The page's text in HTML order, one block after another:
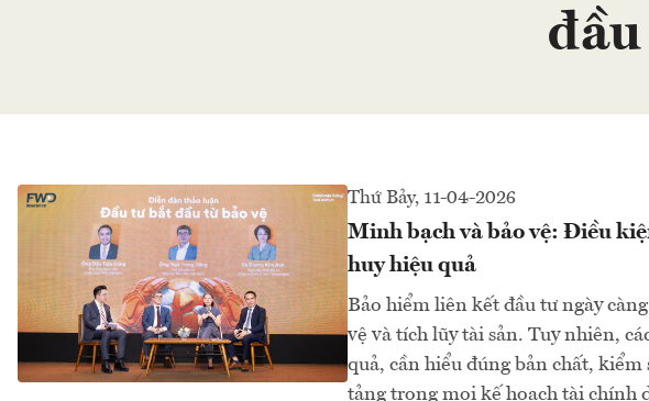
Thứ Bảy, 11-04-2026
Minh bạch và bảo vệ: Điều
huy hiệu quả
Bảo hiểm liên kết đầu tư ngày
vệ và tích lũy tài sản. Tuy nhiên,
quả, cần hiểu đúng bản chất, kiểm
tảng trong mọi kế hoạch tài chính